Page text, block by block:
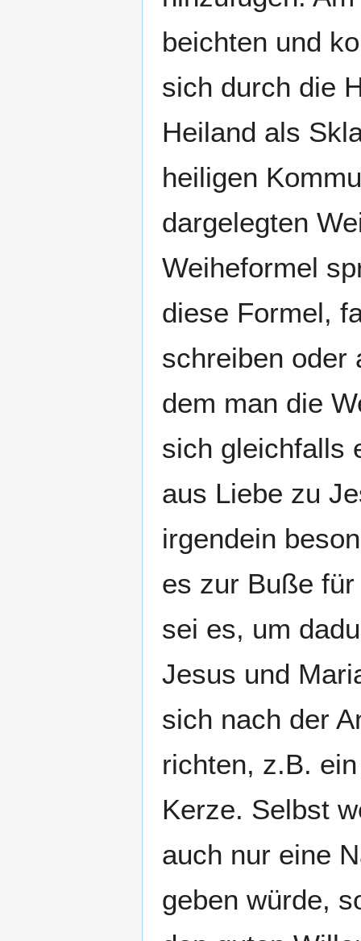
beichten und
sich durch die
Heiland als
heiligen
dargelegten
Weiheformel
diese Formel,
schreiben oder
dem man die
sich gleichfalls
aus Liebe zu
irgendein
es zur Buße
sei es, um
Jesus und
sich nach der
richten, z.B.
Kerze. Selbst
auch nur eine
geben würde,